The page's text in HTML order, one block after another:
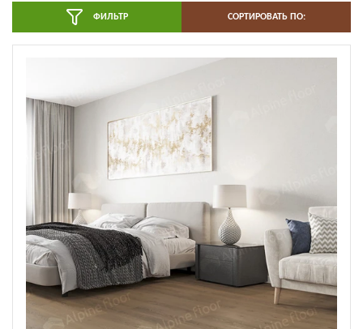
ФИЛЬТР СОРТИРОВАТЬ ПО: